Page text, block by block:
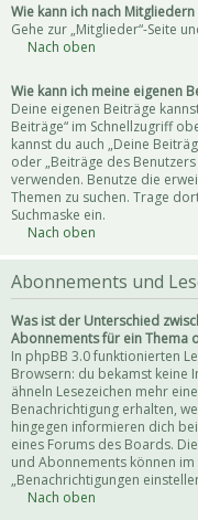
Wie kann ich nach Mitgliedern
Gehe zur „Mitglieder“-Seite
Nach oben
Wie kann ich meine eigenen
Deine eigenen Beiträge
Beiträge“ im Schnellzugriff
kannst du auch „Deine
oder „Beiträge des
verwenden. Benutze die
Themen zu suchen. Trage
Suchmaske ein.
Nach oben
Abonnements und
Was ist der Unterschied
Abonnements für ein Thema
In phpBB 3.0 funktionierten
Browsern: du bekamst keine
ähneln Lesezeichen mehr
Benachrichtigung erhalten,
hingegen informieren dich
eines Forums des Boards.
und Abonnements können
„Benachrichtigungen
Nach oben